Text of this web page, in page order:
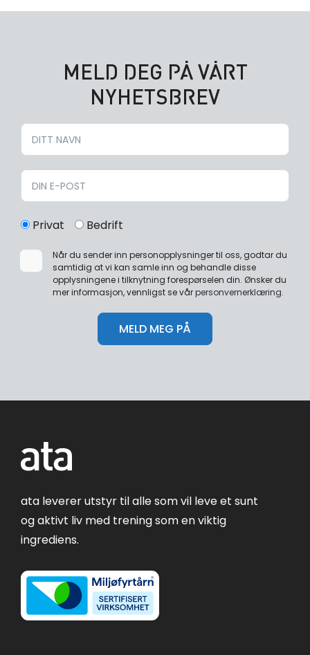
MELD DEG PÅ VÅRT
NYHETSBREV
Privat Bedrift
Når du sender inn personopplysninger til oss, godtar du
samtidig at vi kan samle inn og behandle disse
opplysningene i tilknytning forespørselen din. Ønsker du
mer informasjon, vennligst se vårpersonvernerklæring.
ata leverer utstyr til alle som vil leve et sunt
og aktivt liv med trening som en viktig
ingrediens.